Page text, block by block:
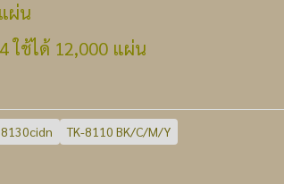
ผ่น
ใช้ได้ 12,000 แผ่น
TK-8110 BK/C/M/Y